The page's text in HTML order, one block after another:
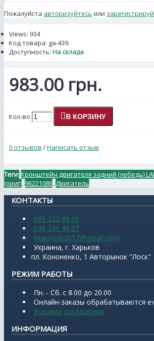
Пожалуйста авторизуйтесь или
Views: 934
Код товара: ga-439
Доступность: На складе
983.00 грн.
Кол-во В КОРЗИНУ
0 отзывов /Написать отзыв
Теги:Кронштейн двигателя задний (лебедь)
(ориг) 96221086 Двигатель
КОНТАКТЫ
095 222 88 66
098 239 46 57
makslosk2017@gmail.com
Украина, г. Харьков
пл. Кононенко, 1 Авторынок "Лоск"
РЕЖИМ РАБОТЫ
Пн. - Сб. с 8.00 до 20.00
Онлайн-заказы обрабатываются
Условия соглашения
ИНФОРМАЦИЯ